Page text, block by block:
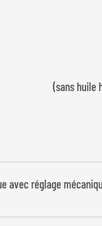
(sans huile
avec réglage